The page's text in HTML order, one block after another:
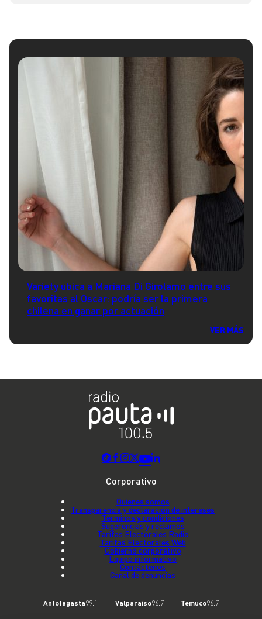
Variety ubica a Mariana Di Girolamo entre sus
favoritas al Oscar: podría ser la primera
chilena en ganar por actuación
VER MÁS
Corporativo
Quienes somos
Transparencia y declaración de intereses
Términos y condiciones
Sugerencias y reclamos
Tarifas Electorales Radio
Tarifas Electorales Web
Gobierno corporativo
Equipo informativo
Contáctenos
Canal de denuncias
Antofagasta99.1 Valparaíso96.7 Temuco96.7